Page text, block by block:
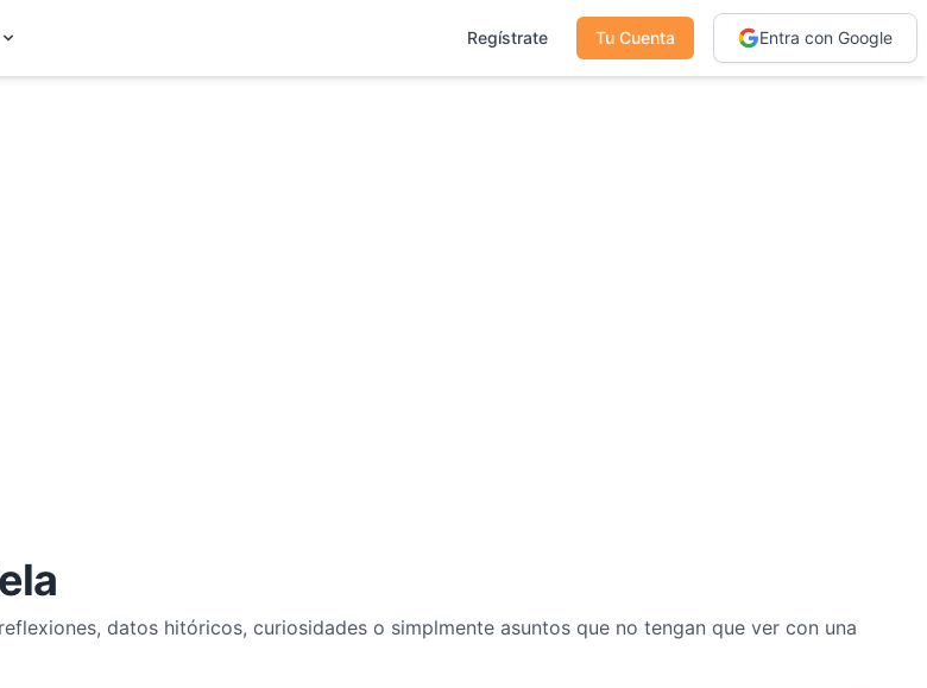
Regístrate Tu Cuenta Entra con Google
datos hitóricos, curiosidades o simplmente asuntos que no tengan que ver con una